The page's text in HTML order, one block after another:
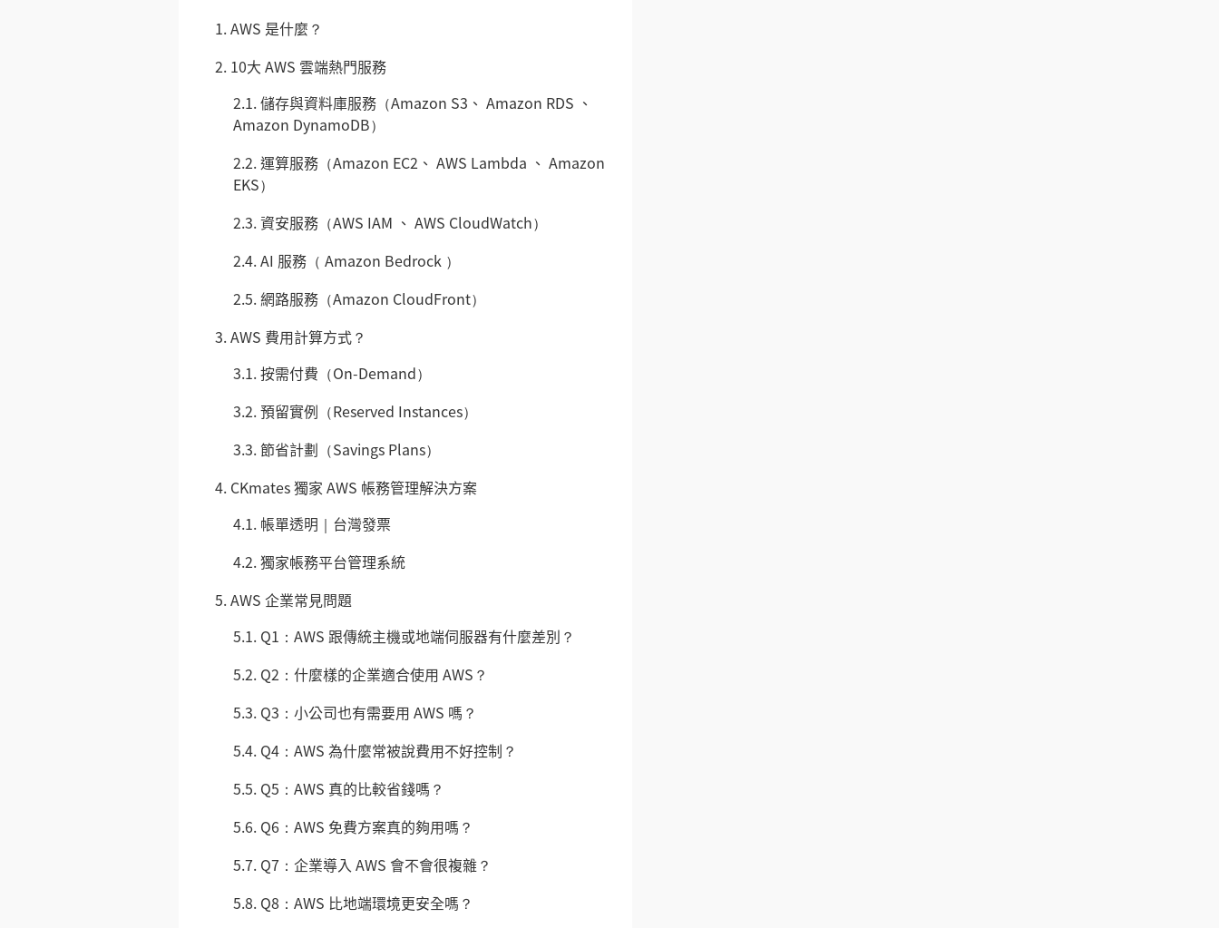
1.AWS 是什麼？
2. 10大 AWS 雲端熱門服務
2.1.儲存與資料庫服務（Amazon S3、 Amazon RDS 、
Amazon DynamoDB）
2.2.運算服務（Amazon EC2、 AWS Lambda 、 Amazon
EKS）
2.3.資安服務（AWS IAM 、 AWS CloudWatch）
2.4.AI 服務（ Amazon Bedrock ）
2.5.網路服務（Amazon CloudFront）
3.AWS 費用計算方式？
3.1.按需付費（On-Demand）
3.2.預留實例（Reserved Instances）
3.3. 節省計劃（Savings Plans）
4. CKmates 獨家 AWS 帳務管理解決方案
4.1. 帳單透明｜台灣發票
4.2.獨家帳務平台管理系統
5.AWS 企業常見問題
5.1. Q1：AWS 跟傳統主機或地端伺服器有什麼差別？
5.2. Q2：什麼樣的企業適合使用 AWS？
5.3. Q3：小公司也有需要用 AWS 嗎？
5.4. Q4：AWS 為什麼常被說費用不好控制？
5.5. Q5：AWS 真的比較省錢嗎？
5.6. Q6：AWS 免費方案真的夠用嗎？
5.7. Q7：企業導入 AWS 會不會很複雜？
5.8. Q8：AWS 比地端環境更安全嗎？